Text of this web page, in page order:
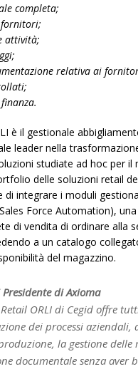
completa;
fornitori;
attività;
relativa ai
è il gestionale
leader nella
studiate ad hoc per il
delle soluzioni retail
di integrare i moduli
Force Automation),
di vendita di ordinare alla
a un catalogo
del magazzino.
di Axioma
Retail ORLI di Cegid offre
dei processi aziendali,
la gestione delle
documentale senza aver